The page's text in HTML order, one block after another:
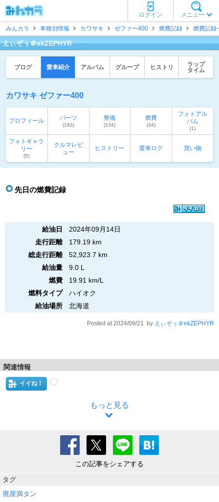
メニュー
ログイン
みんカラ
車種別情報 カワサキ ゼファー400 燃費記録 燃費記録
えぃぞぅ＠ekZEPHYR
ブログ 愛車紹介 アルバム グループ ヒストリ
ラップ
タイム
カワサキ ゼファー400
プロフィール パーツ
(183)
整備
(134)
燃費
(34)
フォトアル
バム
(1)
フォトギャラ
リー
(5)
クルマレビ
ュー
ヒストリー 愛車ログ 買い物
先日の燃費記録
給油日
2024年09月14日
走行距離
179.19 km
総走行距離
52,923.7 km
給油量
9.0 L
燃費
19.91 km/L
燃料タイプ
ハイオク
給油場所
北海道
Posted at 2024/09/21 by えぃぞぅ＠ekZEPHYR
関連情報
イイね！
もっと見る
この記事をシェアする
タグ
廃屋満タン